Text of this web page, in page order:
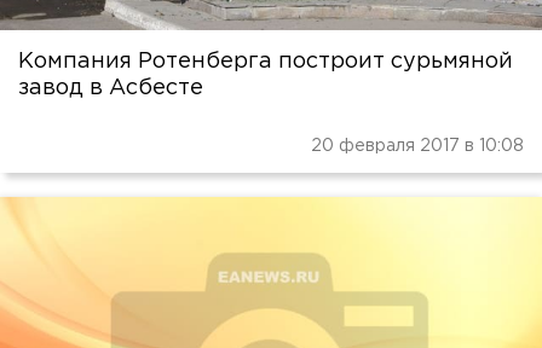
Компания Ротенберга построит сурьмяной
завод в Асбесте
20 февраля 2017 в 10:08